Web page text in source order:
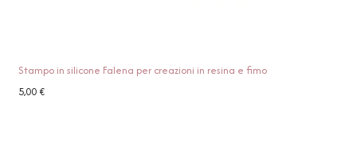
Stampo in silicone Falena per creazioni in resina e fimo
5,00€